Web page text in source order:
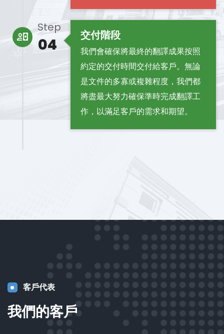
交付階段
我們會確保將最終的翻譯成果按照
約定的交付時間交付給客戶。無論
是文件的多寡或複雜程度，我們都
將盡最大努力確保準時完成翻譯工
作，以滿足客戶的需求和期望。
Step
04
客戶代表
我們的客戶